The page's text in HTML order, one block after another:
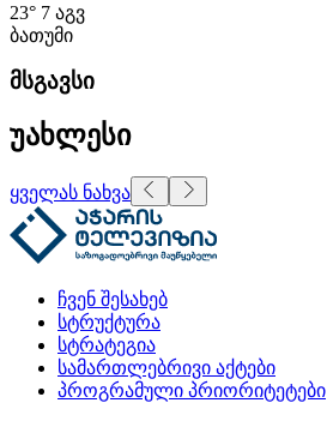
23° 7 აგვ
ბათუმი
მსგავსი
უახლესი
ყველას ნახვა
ჩვენ შესახებ
სტრუქტურა
სტრატეგია
სამართლებრივი აქტები
პროგრამული პრიორიტეტები